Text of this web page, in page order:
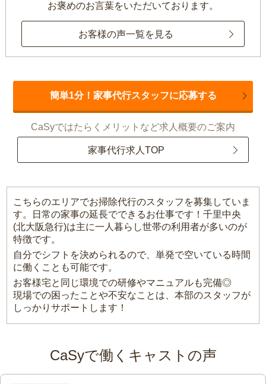
お褒めのお言葉をいただいております。
お客様の声一覧を見る
簡単1分！家事代行スタッフに応募する
CaSyではたらくメリットなど求人概要のご案内
家事代行求人TOP
こちらのエリアでお掃除代行のスタッフを募集していま
す。日常の家事の延長でできるお仕事です！千里中央
(北大阪急行)は主に一人暮らし世帯の利用者が多いのが
特徴です。
自分でシフトを決められるので、単発で空いている時間
に働くことも可能です。
お客様宅と同じ環境での研修やマニュアルも完備◎
現場での困ったことや不安なことは、本部のスタッフが
しっかりサポートします！
CaSyで働くキャストの声